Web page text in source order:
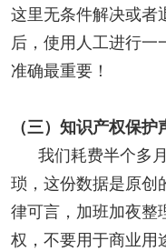
这里无条件解决或者
后，使用人工进行
准确最重要！
（三）知识产权保护
我们耗费半个多
琐，这份数据是原创
律可言，加班加夜整
权，不要用于商业用